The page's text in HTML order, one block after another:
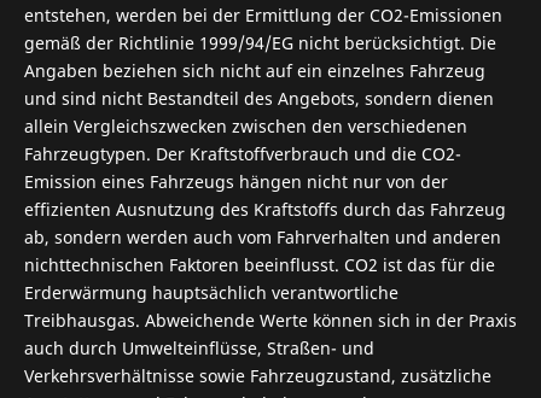
entstehen, werden bei der Ermittlung der CO2-Emissionen
gemäß der Richtlinie 1999/94/EG nicht berücksichtigt. Die
Angaben beziehen sich nicht auf ein einzelnes Fahrzeug
und sind nicht Bestandteil des Angebots, sondern dienen
allein Vergleichszwecken zwischen den verschiedenen
Fahrzeugtypen. Der Kraftstoffverbrauch und die CO2-
Emission eines Fahrzeugs hängen nicht nur von der
effizienten Ausnutzung des Kraftstoffs durch das Fahrzeug
ab, sondern werden auch vom Fahrverhalten und anderen
nichttechnischen Faktoren beeinflusst. CO2 ist das für die
Erderwärmung hauptsächlich verantwortliche
Treibhausgas. Abweichende Werte können sich in der Praxis
auch durch Umwelteinflüsse, Straßen- und
Verkehrsverhältnisse sowie Fahrzeugzustand, zusätzliche